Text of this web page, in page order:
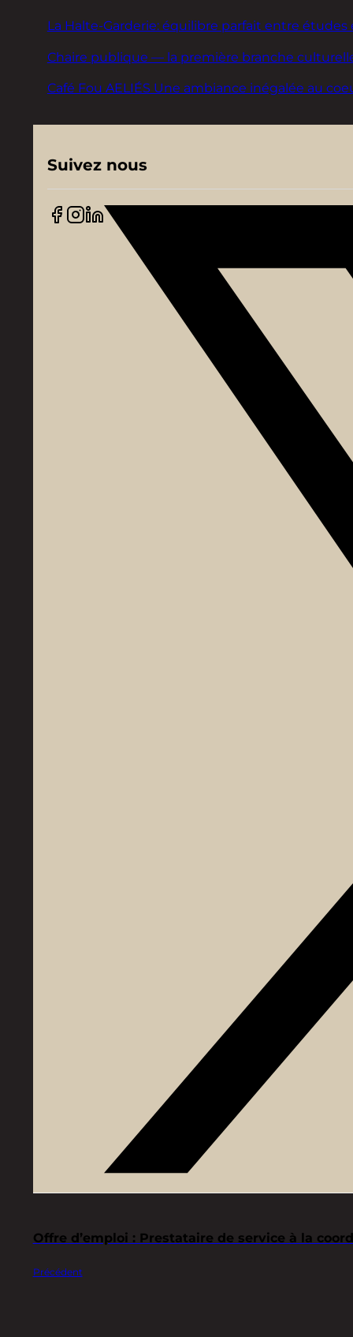
La Halte-Garderie: équilibre parfait entre
Chaire publique — la première branche culturelle
Café Fou AELIÉS Une ambiance inégalée au
Suivez nous
Précédent
Offre d’emploi : Prestataire de service à la